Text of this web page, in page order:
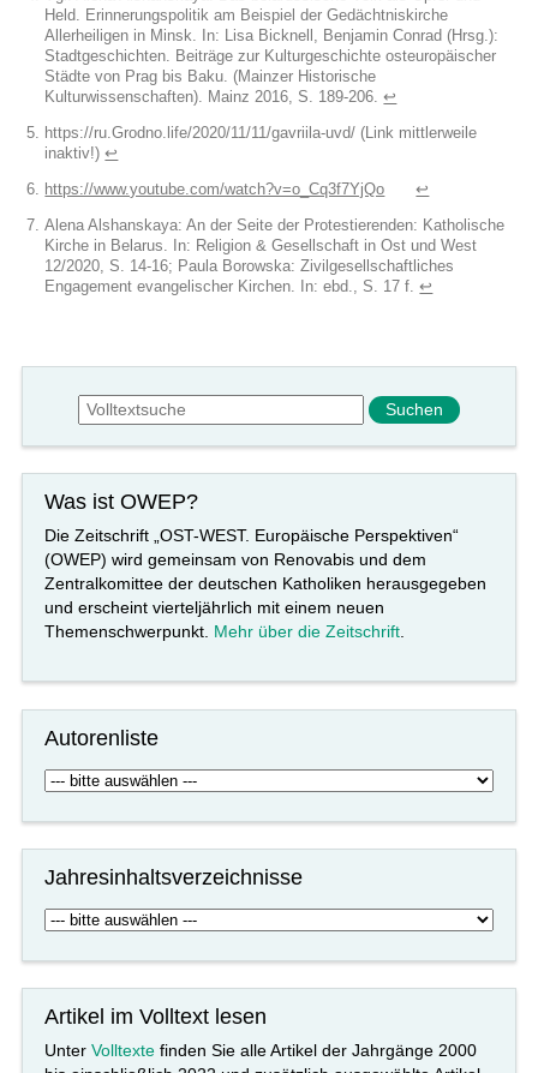
Held. Erinnerungspolitik am Beispiel der Gedächtniskirche
Allerheiligen in Minsk. In: Lisa Bicknell, Benjamin Conrad (Hrsg.):
Stadtgeschichten. Beiträge zur Kulturgeschichte osteuropäischer
Städte von Prag bis Baku. (Mainzer Historische
Kulturwissenschaften). Mainz 2016, S. 189-206.↩︎
https://ru.Grodno.life/2020/11/11/gavriila-uvd/ (Link mittlerweile
inaktiv!)↩︎
https://www.youtube.com/watch?v=o_Cq3f7YjQo
↩︎
Alena Alshanskaya: An der Seite der Protestierenden: Katholische
Kirche in Belarus. In: Religion & Gesellschaft in Ost und West
12/2020, S. 14-16; Paula Borowska: Zivilgesellschaftliches
Engagement evangelischer Kirchen. In: ebd., S. 17 f.↩︎
Suchformular
Suche
Was ist OWEP?
Die Zeitschrift „OST-WEST. Europäische Perspektiven“
(OWEP) wird gemeinsam von Renovabis und dem
Zentralkomittee der deutschen Katholiken herausgegeben
und erscheint vierteljährlich mit einem neuen
Themenschwerpunkt. Mehr über die Zeitschrift.
Autorenliste
Jahresinhaltsverzeichnisse
Artikel im Volltext lesen
UnterVolltexte finden Sie alle Artikel der Jahrgänge 2000